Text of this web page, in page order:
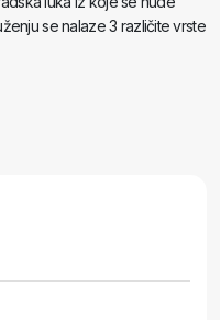
se nalaze 3 različite vrste
treba 2 do 5min hoda po
Vam smještaj u dva studio
mora i plaže, kao i sadržaj